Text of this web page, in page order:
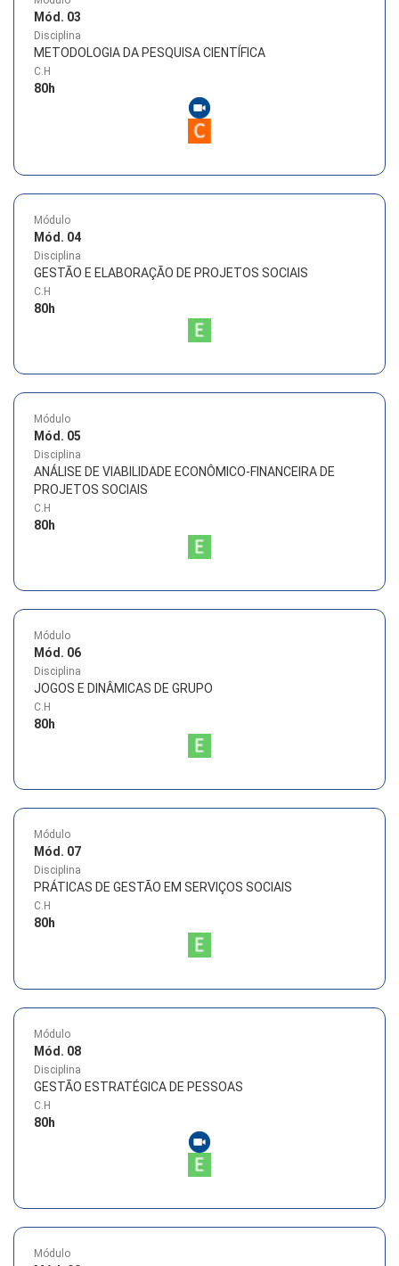
Mód. 03
Disciplina
METODOLOGIA DA PESQUISA CIENTÍFICA
C.H
80h
Módulo
Mód. 04
Disciplina
GESTÃO E ELABORAÇÃO DE PROJETOS SOCIAIS
C.H
80h
Módulo
Mód. 05
Disciplina
ANÁLISE DE VIABILIDADE ECONÔMICO-FINANCEIRA DE
PROJETOS SOCIAIS
C.H
80h
Módulo
Mód. 06
Disciplina
JOGOS E DINÂMICAS DE GRUPO
C.H
80h
Módulo
Mód. 07
Disciplina
PRÁTICAS DE GESTÃO EM SERVIÇOS SOCIAIS
C.H
80h
Módulo
Mód. 08
Disciplina
GESTÃO ESTRATÉGICA DE PESSOAS
C.H
80h
Módulo